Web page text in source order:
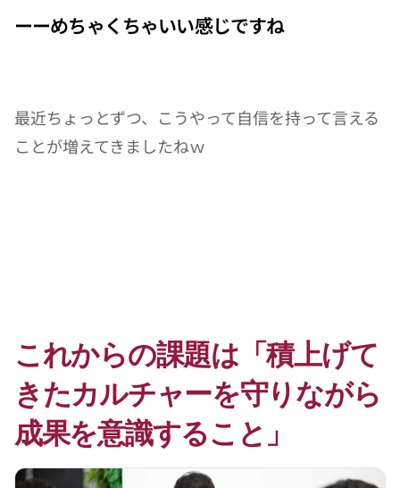
ーーめちゃくちゃいい感じですね
最近ちょっとずつ、こうやって自信を持って言える
ことが増えてきましたねｗ
これからの課題は「積上げて
きたカルチャーを守りながら
成果を意識すること」